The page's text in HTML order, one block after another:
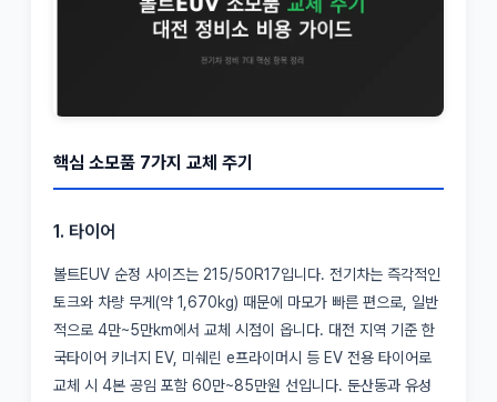
핵심 소모품 7가지 교체 주기
1. 타이어
볼트EUV 순정 사이즈는 215/50R17입니다. 전기차는 즉각적인
토크와 차량 무게(약 1,670kg) 때문에 마모가 빠른 편으로, 일반
적으로 4만~5만km에서 교체 시점이 옵니다. 대전 지역 기준 한
국타이어 키너지 EV, 미쉐린 e프라이머시 등 EV 전용 타이어로
교체 시 4본 공임 포함 60만~85만원 선입니다. 둔산동과 유성